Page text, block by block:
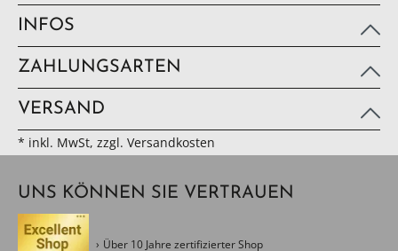
INFOS
ZAHLUNGSARTEN
VERSAND
* inkl. MwSt, zzgl. Versandkosten
UNS KÖNNEN SIE VERTRAUEN
Über 10 Jahre zertifizierter Shop